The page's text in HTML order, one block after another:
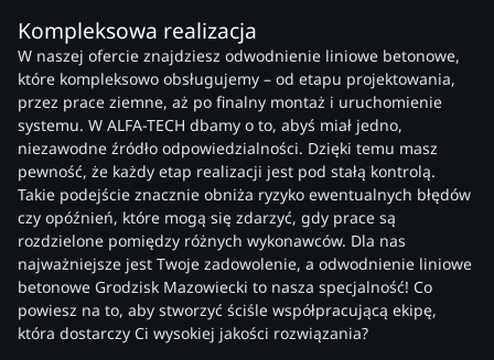
Kompleksowa realizacja
W naszej ofercie znajdziesz odwodnienie liniowe betonowe,
które kompleksowo obsługujemy – od etapu projektowania,
przez prace ziemne, aż po finalny montaż i uruchomienie
systemu. W ALFA-TECH dbamy o to, abyś miał jedno,
niezawodne źródło odpowiedzialności. Dzięki temu masz
pewność, że każdy etap realizacji jest pod stałą kontrolą.
Takie podejście znacznie obniża ryzyko ewentualnych błędów
czy opóźnień, które mogą się zdarzyć, gdy prace są
rozdzielone pomiędzy różnych wykonawców. Dla nas
najważniejsze jest Twoje zadowolenie, a odwodnienie liniowe
betonowe Grodzisk Mazowiecki to nasza specjalność! Co
powiesz na to, aby stworzyć ściśle współpracującą ekipę,
która dostarczy Ci wysokiej jakości rozwiązania?